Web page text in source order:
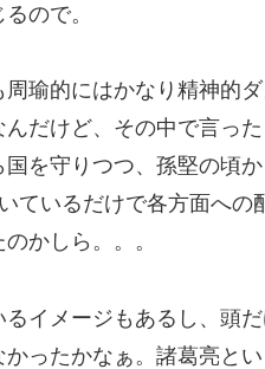
ので。
瑜的にはかなり精神的
だけど、その中で言った
を守りつつ、孫堅の頃
いるだけで各方面への
かしら。。。
イメージもあるし、頭
ったかなぁ。諸葛亮と